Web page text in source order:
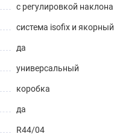
с регулировкой наклона
система isofix и
да
универсальный
коробка
да
R44/04